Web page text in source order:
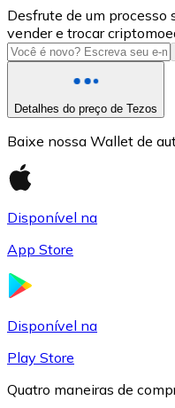
USD Coin
USDC
Desfrute de um processo
vender e trocar
Detalhes do preço de Tezos
Baixe nossa Wallet de
Disponível na
App Store
Disponível na
Play Store
Quatro maneiras de